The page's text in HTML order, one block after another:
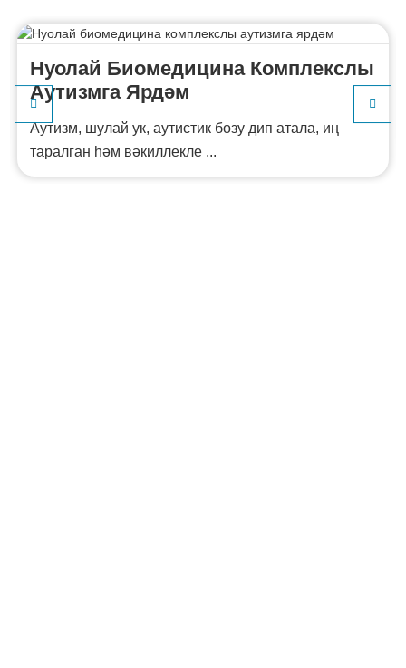
Нуолай Биомедицина Комплекслы
Аутизмга Ярдәм
Аутизм, шулай ук, аутистик бозу дип атала, иң
таралган һәм вәкиллекле ...